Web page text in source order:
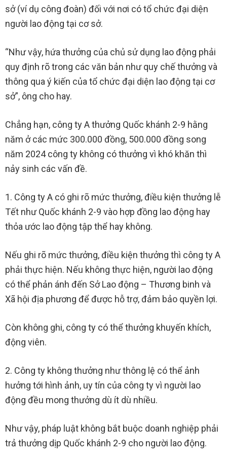
sở (ví dụ công đoàn) đối với nơi có tổ chức đại diện
người lao động tại cơ sở.
“Như vậy, hứa thưởng của chủ sử dụng lao động phải
quy định rõ trong các văn bản như quy chế thưởng và
thông qua ý kiến của tổ chức đại diện lao động tại cơ
sở”, ông cho hay.
Chẳng hạn, công ty A thưởng Quốc khánh 2-9 hằng
năm ở các mức 300.000 đồng, 500.000 đồng song
năm 2024 công ty không có thưởng vì khó khăn thì
nảy sinh các vấn đề.
1. Công ty A có ghi rõ mức thưởng, điều kiện thưởng lễ
Tết như Quốc khánh 2-9 vào hợp đồng lao động hay
thỏa ước lao động tập thể hay không.
Nếu ghi rõ mức thưởng, điều kiện thưởng thì công ty A
phải thực hiện. Nếu không thực hiện, người lao động
có thể phản ánh đến Sở Lao động – Thương binh và
Xã hội địa phương để được hỗ trợ, đảm bảo quyền lợi.
Còn không ghi, công ty có thể thưởng khuyến khích,
động viên.
2. Công ty không thưởng như thông lệ có thể ảnh
hưởng tới hình ảnh, uy tín của công ty vì người lao
động đều mong thưởng dù ít dù nhiều.
Như vậy, pháp luật không bắt buộc doanh nghiệp phải
trả thưởng dịp Quốc khánh 2-9 cho người lao động.